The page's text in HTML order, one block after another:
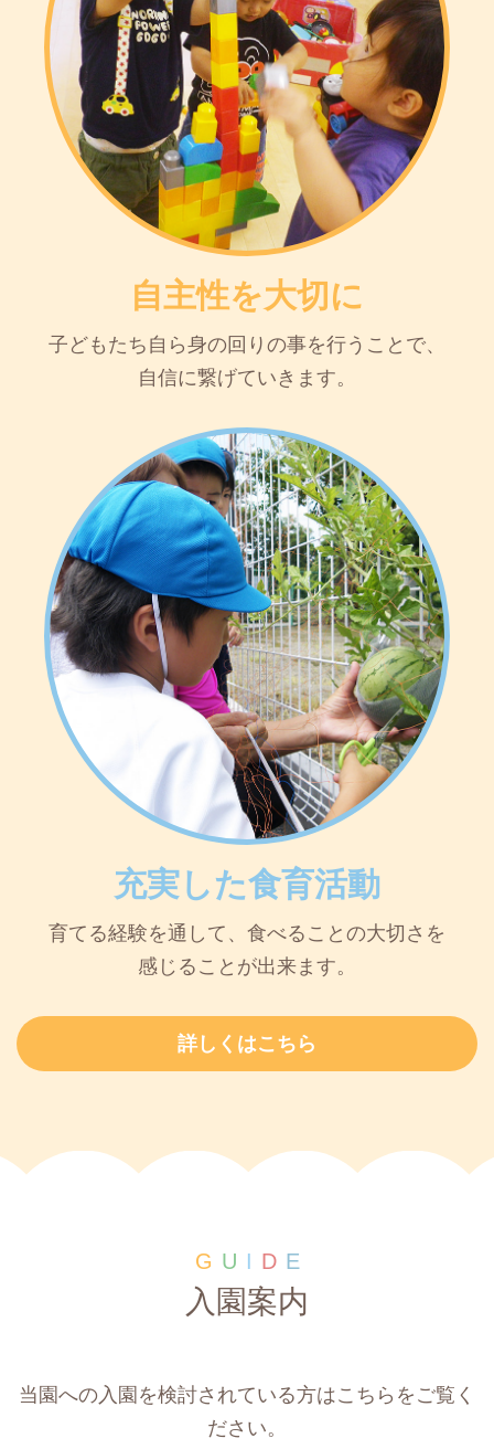
自主性を大切に
子どもたち自ら身の回りの事を行うことで、
自信に繋げていきます。
充実した食育活動
育てる経験を通して、食べることの大切さを
感じることが出来ます。
詳しくはこちら
G U I D E
入園案内
当園への入園を検討されている方はこちらをご覧く
ださい。